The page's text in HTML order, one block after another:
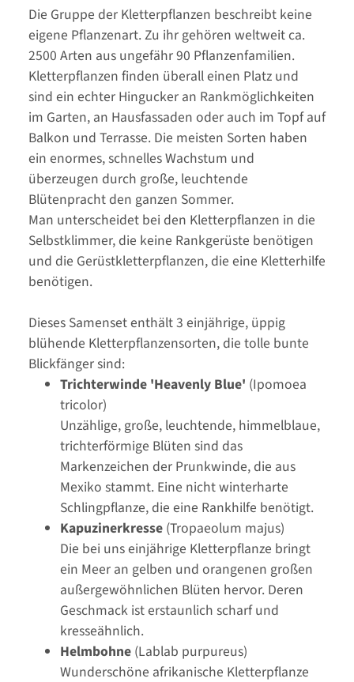
Die Gruppe der Kletterpflanzen beschreibt keine
eigene Pflanzenart. Zu ihr gehören weltweit ca.
2500 Arten aus ungefähr 90 Pflanzenfamilien.
Kletterpflanzen finden überall einen Platz und
sind ein echter Hingucker an Rankmöglichkeiten
im Garten, an Hausfassaden oder auch im Topf auf
Balkon und Terrasse. Die meisten Sorten haben
ein enormes, schnelles Wachstum und
überzeugen durch große, leuchtende
Blütenpracht den ganzen Sommer.
Man unterscheidet bei den Kletterpflanzen in die
Selbstklimmer, die keine Rankgerüste benötigen
und die Gerüstkletterpflanzen, die eine Kletterhilfe
benötigen.
Dieses Samenset enthält 3 einjährige, üppig
blühende Kletterpflanzensorten, die tolle bunte
Blickfänger sind:
Trichterwinde 'Heavenly Blue' (Ipomoea
tricolor)
Unzählige, große, leuchtende, himmelblaue,
trichterförmige Blüten sind das
Markenzeichen der Prunkwinde, die aus
Mexiko stammt. Eine nicht winterharte
Schlingpflanze, die eine Rankhilfe benötigt.
Kapuzinerkresse (Tropaeolum majus)
Die bei uns einjährige Kletterpflanze bringt
ein Meer an gelben und orangenen großen
außergewöhnlichen Blüten hervor. Deren
Geschmack ist erstaunlich scharf und
kresseähnlich.
Helmbohne (Lablab purpureus)
Wunderschöne afrikanische Kletterpflanze